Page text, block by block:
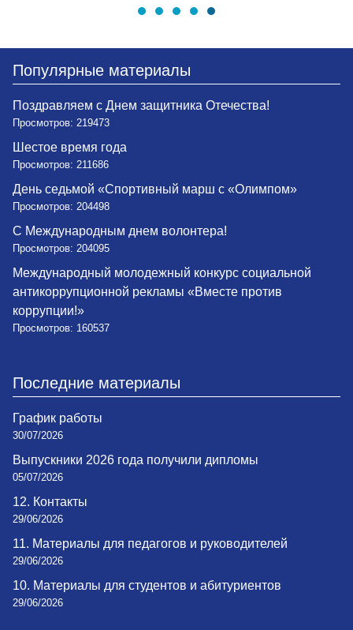
Популярные материалы
Поздравляем с Днем защитника Отечества!
Просмотров: 219473
Шестое время года
Просмотров: 211686
День седьмой «Спортивный марш с «Олимпом»
Просмотров: 204498
С Международным днем волонтера!
Просмотров: 204095
Международный молодежный конкурс социальной
антикоррупционной рекламы «Вместе против
коррупции!»
Просмотров: 160537
Последние материалы
График работы
30/07/2026
Выпускники 2026 года получили дипломы
05/07/2026
12. Контакты
29/06/2026
11. Материалы для педагогов и руководителей
29/06/2026
10. Материалы для студентов и абитуриентов
29/06/2026